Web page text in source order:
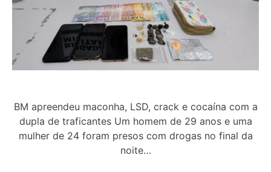
BM apreendeu maconha, LSD, crack e cocaína com a
dupla de traficantes Um homem de 29 anos e uma
mulher de 24 foram presos com drogas no final da
noite…